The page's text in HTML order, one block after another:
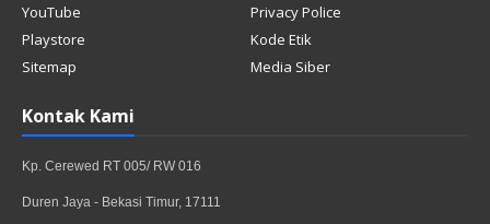
YouTube
Privacy Police
Playstore
Kode Etik
Sitemap
Media Siber
Kontak Kami
Kp. Cerewed RT 005/ RW 016
Duren Jaya - Bekasi Timur, 17111